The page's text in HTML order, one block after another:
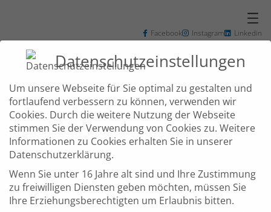
Facebook Instagram
Linkedin
+49 7031 3048102
Schlagwort:
bwcon
Datenschutzeinstellungen
Um unsere Webseite für Sie optimal zu gestalten und
fortlaufend verbessern zu können, verwenden wir
Cookies. Durch die weitere Nutzung der Webseite
stimmen Sie der Verwendung von Cookies zu. Weitere
Informationen zu Cookies erhalten Sie in unserer
Datenschutzerklärung.
Wenn Sie unter 16 Jahre alt sind und Ihre Zustimmung
zu freiwilligen Diensten geben möchten, müssen Sie
Ihre Erziehungsberechtigten um Erlaubnis bitten.